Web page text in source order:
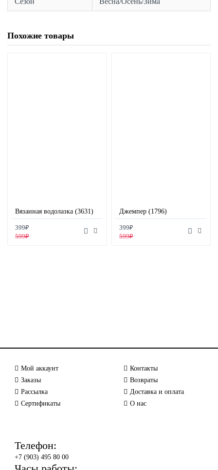
Похожие товары
Вязанная водолазка (3631)
399₽
599₽
Джемпер (1796)
399₽
599₽
Мой аккаунт
Заказы
Рассылка
Сертификаты
Контакты
Возвраты
Доставка и оплата
О нас
Телефон:
+7 (903) 495 80 00